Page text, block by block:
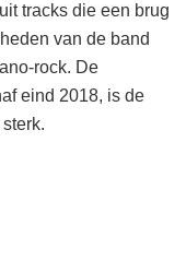
tracks die een brug
van de band
rock. De
eind 2018, is de